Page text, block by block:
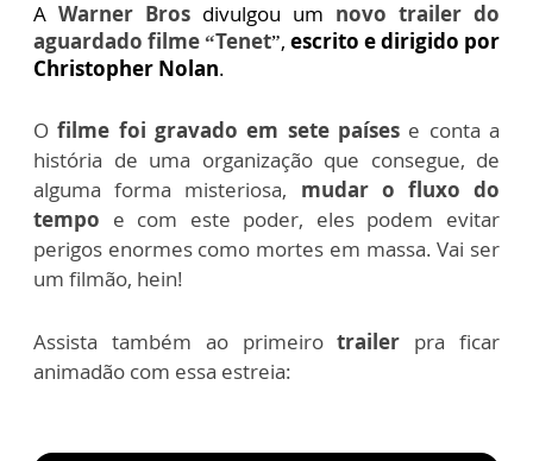
A Warner Bros divulgou um novo trailer do
aguardado filme “Tenet”, escrito e dirigido por
Christopher Nolan.
Ofilme foi gravado em sete países e conta a
história de uma organização que consegue, de
alguma forma misteriosa, mudar o fluxo do
tempo e com este poder, eles podem evitar
perigos enormes como mortes em massa. Vai ser
um filmão, hein!
Assista também ao primeirotrailer pra ficar
animadão com essa estreia: